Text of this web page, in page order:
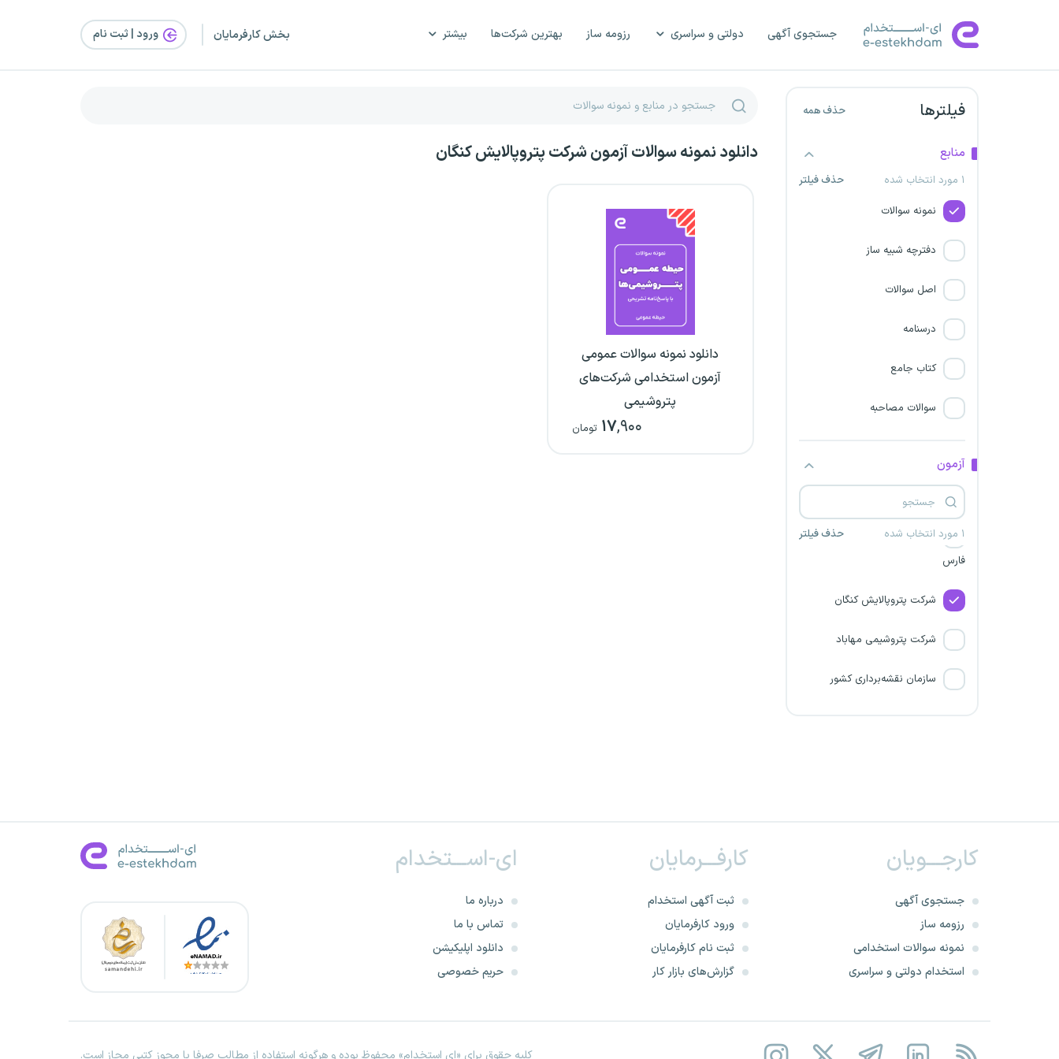
جستجوی آگهی دولتی و سراسری رزومه ساز بهترین شرکت‌ها بیشتر بخش کارفرمایان ورود | ثبت‌ نام
فیلترها حذف همه
منابع
۱ مورد انتخاب شده
حذف فیلتر
نمونه سوالات
دفترچه شبیه ساز
اصل سوالات
درسنامه
کتاب جامع
سوالات مصاحبه
آزمون
۱ مورد انتخاب شده حذف فیلتر
سازمان دیوان عدالت اداری
شرکت پتروشیمی مسجد
سلیمان
خاورمیانه
شرکت پالایش گاز بیدبلند خلیج
فارس
شرکت پتروپالایش کنگان
شرکت پتروشیمی مهاباد
سازمان نقشه‌برداری کشور
شرکت پتروشیمی مروارید
وزارت دادگستری
شرکت پتروشیمی باختر
وزارت صنعت، معدن و تجارت
دانلود نمونه سوالات آزمون شرکت پتروپالایش کنگان
دانلود نمونه سوالات عمومی
آزمون استخدامی شرکت‌های
پتروشیمی
۱۷,۹۰۰ تومان
کارجـــویان
جستجوی آگهی
رزومه ساز
نمونه سوالات استخدامی
استخدام دولتی و سراسری
کارفـــرمایان
ثبت آگهی استخدام
ورود کارفرمایان
ثبت نام کارفرمایان
گزارش‌های بازار کار
ای-اســـتخدام
درباره ما
تماس با ما
دانلود اپلیکیشن
حریم خصوصی
کلیه حقوق برای «ای استخدام» محفوظ بوده و هرگونه استفاده از مطالب صرفا با مجوز کتبی مجاز است.